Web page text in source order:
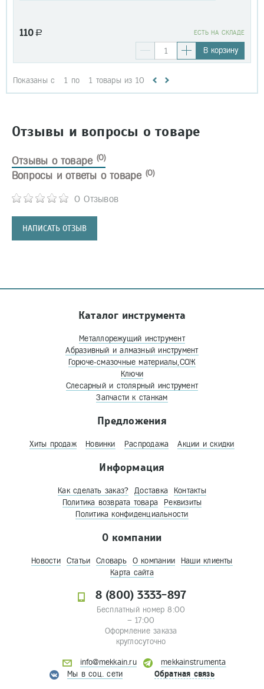
110 a EСТЬ НА СКЛАДЕ
В корзину
Показаны с 1 по 1 товары из 10
Отзывы и вопросы о товаре
Отзывы о товаре (0)
0 Отзывов
НАПИСАТЬ ОТЗЫВ
Вопросы и ответы о товаре (0)
Каталог инструмента
Металлорежущий инструмент
Абразивный и алмазный инструмент
Горюче-смазочные материалы,СОЖ
Ключи
Слесарный и столярный инструмент
Запчасти к станкам
Предложения
Хиты продаж Новинки Распродажа Акции и скидки
Информация
Как сделать заказ? Доставка
Контакты
Политика возврата товара
Реквизиты
Политика конфиденциальности
О компании
Новости Статьи Словарь О компании
Наши клиенты
Карта сайта
8 (800) 3333-897
Бесплатный номер 8:00
– 17:00
Оформление заказа
круглосуточно
info@mekkain.ru
mekkainstrumenta
Мы в соц. сети
Обратная связь